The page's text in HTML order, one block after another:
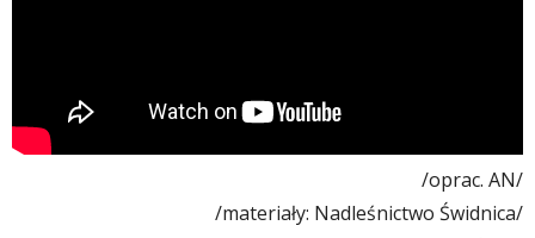
/oprac. AN/
/materiały: Nadleśnictwo Świdnica/